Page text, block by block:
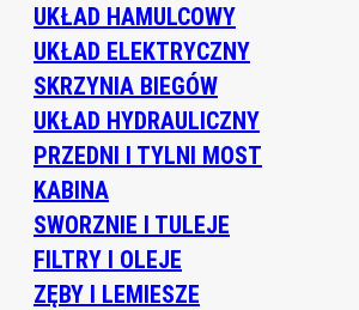
UKŁAD HAMULCOWY
UKŁAD ELEKTRYCZNY
SKRZYNIA BIEGÓW
UKŁAD HYDRAULICZNY
PRZEDNI I TYLNI MOST
KABINA
SWORZNIE I TULEJE
FILTRY I OLEJE
ZĘBY I LEMIESZE